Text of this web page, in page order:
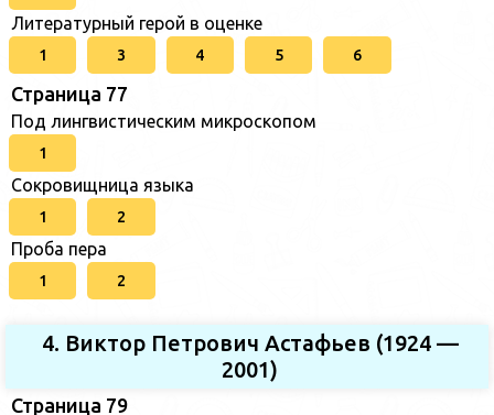
Литературный герой в оценке
1 3 4 5 6
Страница 77
Под лингвистическим микроскопом
1
Сокровищница языка
1 2
Проба пера
1 2
4. Виктор Петрович Астафьев (1924 —
2001)
Страница 79